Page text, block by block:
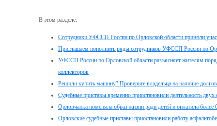
В этом разделе:
Сотрудники УФССП России по Орловской области приняли
Приглашаем пополнить ряды сотрудников УФССП России по
УФССП России по Орловской области разъясняет жителям
коллекторов
Решили купить машину? Проверьте владельца на наличие
Судебные приставы временно приостановили деятельность
Орловчанка поменяла образ жизни ради детей и оплатила
Орловские судебные приставы приостановили работу